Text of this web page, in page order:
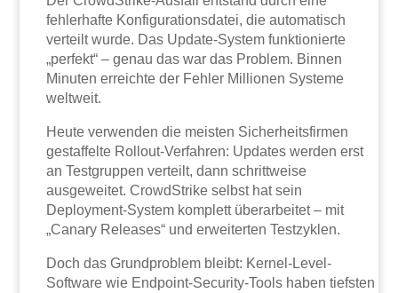
fehlerhafte Konfigurationsdatei, die automatisch
verteilt wurde. Das Update-System funktionierte
„perfekt“ – genau das war das Problem. Binnen
Minuten erreichte der Fehler Millionen Systeme
weltweit.
Heute verwenden die meisten Sicherheitsfirmen
gestaffelte Rollout-Verfahren: Updates werden erst
an Testgruppen verteilt, dann schrittweise
ausgeweitet. CrowdStrike selbst hat sein
Deployment-System komplett überarbeitet – mit
„Canary Releases“ und erweiterten Testzyklen.
Doch das Grundproblem bleibt: Kernel-Level-
Software wie Endpoint-Security-Tools haben tiefsten